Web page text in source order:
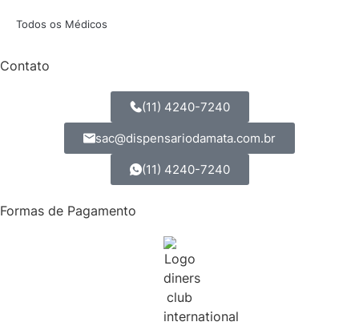
Todos os Médicos
Contato
(11) 4240-7240
sac@dispensariodamata.com.br
(11) 4240-7240
Formas de Pagamento